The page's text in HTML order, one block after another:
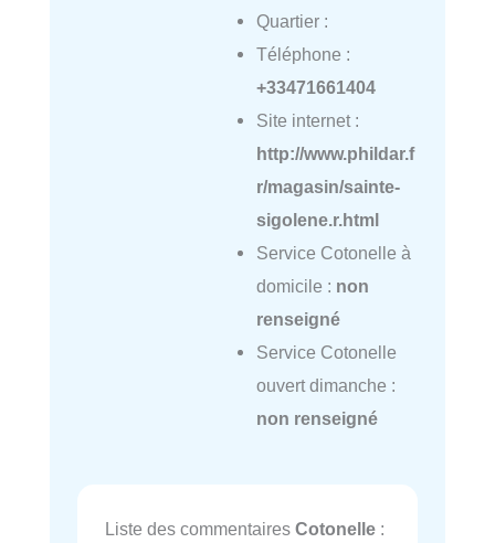
Quartier :
Téléphone :
+33471661404
Site internet :
http://www.phildar.f
r/magasin/sainte-
sigolene.r.html
Service Cotonelle à
domicile : non
renseigné
Service Cotonelle
ouvert dimanche :
non renseigné
Liste des commentaires Cotonelle :